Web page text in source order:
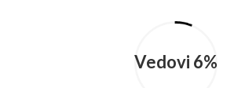
Vedovi 6%